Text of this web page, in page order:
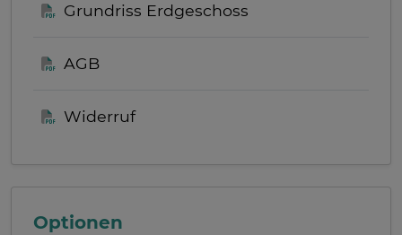
Grundriss Erdgeschoss
AGB
Widerruf
Optionen